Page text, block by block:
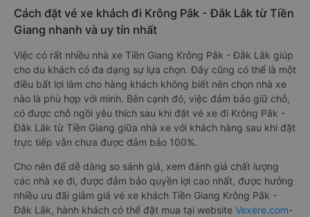
Cách đặt vé xe khách đi Krông Pắk - Đắk Lắk từ Tiền
Giang nhanh và uy tín nhất
Việc có rất nhiều nhà xe Tiền Giang Krông Pắk - Đắk Lắk giúp
cho du khách có đa dạng sự lựa chọn. Đây cũng có thể là một
điều bất lợi làm cho hàng khách không biết nên chọn nhà xe
nào là phù hợp với mình. Bên cạnh đó, việc đảm bảo giữ chỗ,
có được chỗ ngồi yêu thích sau khi đặt vé xe đi Krông Pắk -
Đắk Lắk từ Tiền Giang giữa nhà xe với khách hàng sau khi đặt
trực tiếp vẫn chưa được đảm bảo 100%.
Cho nên để dễ dàng so sánh giá, xem đánh giá chất lượng
các nhà xe đi, được đảm bảo quyền lợi cao nhất, được hưởng
nhiều ưu đãi giảm giá vé xe khách Tiền Giang Krông Pắk -
Đắk Lắk, hành khách có thể đặt mua tại website Vexere.com-